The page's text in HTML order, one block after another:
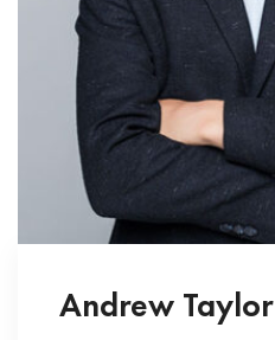
Andrew Taylor